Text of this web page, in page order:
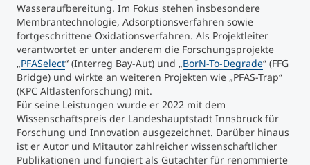
Wasseraufbereitung. Im Fokus stehen insbesondere
Membrantechnologie, Adsorptionsverfahren sowie
fortgeschrittene Oxidationsverfahren. Als Projektleiter
verantwortet er unter anderem die Forschungsprojekte
„PFASelect“ (Interreg Bay-Aut) und „BorN-To-Degrade“ (FFG
Bridge) und wirkte an weiteren Projekten wie „PFAS-Trap“
(KPC Altlastenforschung) mit.
Für seine Leistungen wurde er 2022 mit dem
Wissenschaftspreis der Landeshauptstadt Innsbruck für
Forschung und Innovation ausgezeichnet. Darüber hinaus
ist er Autor und Mitautor zahlreicher wissenschaftlicher
Publikationen und fungiert als Gutachter für renommierte